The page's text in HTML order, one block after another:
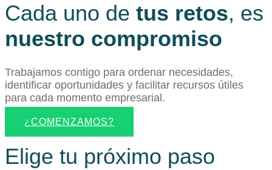
Cada uno de tus retos, es
nuestro compromiso
Trabajamos contigo para ordenar necesidades,
identificar oportunidades y facilitar recursos útiles
para cada momento empresarial.
¿COMENZAMOS?
Elige tu próximo paso